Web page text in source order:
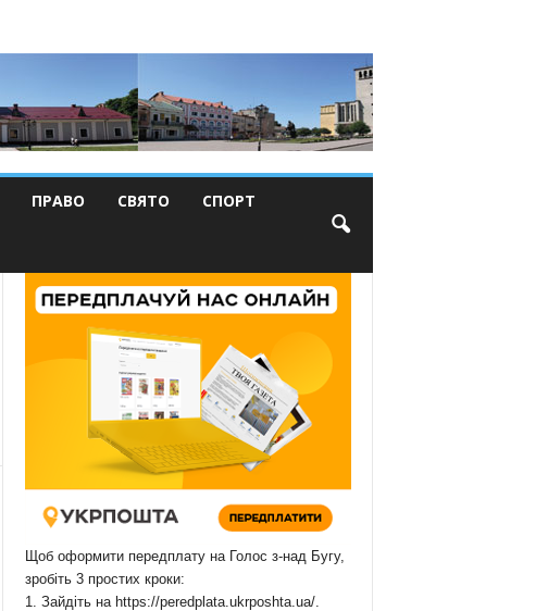
ПРАВО СВЯТО СПОРТ
Щоб оформити передплату на Голос з-над Бугу,
зробіть 3 простих кроки:
1. Зайдіть на https://peredplata.ukrposhta.ua/.